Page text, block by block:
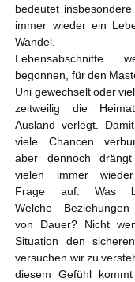
bedeutet insbesondere
immer wieder ein
Wandel.
Lebensabschnitte
begonnen, für den
Uni gewechselt oder
zeitweilig die
Ausland verlegt.
viele Chancen
aber dennoch
vielen immer
Frage auf: Was
Welche
von Dauer? Nicht
Situation den
versuchen wir zu
diesem Gefühl